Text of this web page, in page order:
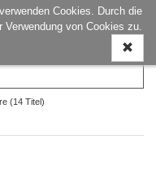
Cookies. Durch die
von Cookies zu.
ein-/
(14 Titel)